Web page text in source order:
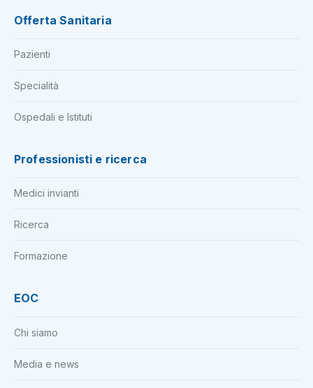
Offerta Sanitaria
Pazienti
Specialità
Ospedali e Istituti
Professionisti e ricerca
Medici invianti
Ricerca
Formazione
EOC
Chi siamo
Media e news